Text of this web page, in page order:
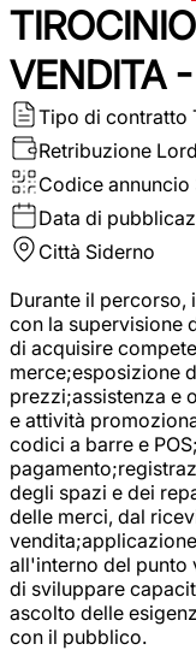
VENDITA
Tipo di contratto
Retribuzione
Codice annuncio
Data di
Città Siderno
Durante il percorso,
con la supervisione
di acquisire
merce;esposizione
prezzi;assistenza e
e attività
codici a barre e
degli spazi e dei
delle merci, dal
all'interno del punto
di sviluppare
ascolto delle
con il pubblico.